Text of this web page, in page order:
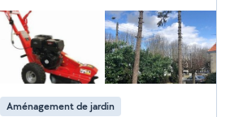
Aménagement de jardin